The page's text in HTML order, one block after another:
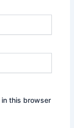
in this browser